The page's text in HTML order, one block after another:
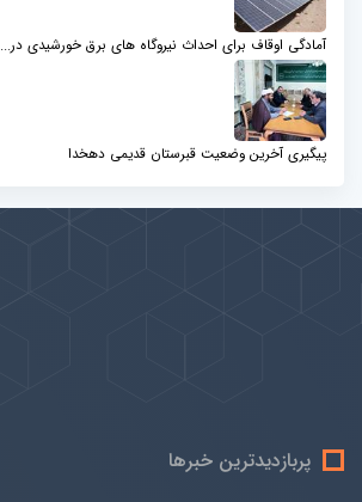
آمادگی اوقاف برای احداث نیروگاه های برق خورشیدی در...
پیگیری آخرین وضعیت قبرستان قدیمی دهخدا
پربازدیدترین خبرها